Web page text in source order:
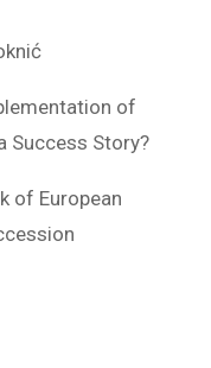
of
Success Story?
of European